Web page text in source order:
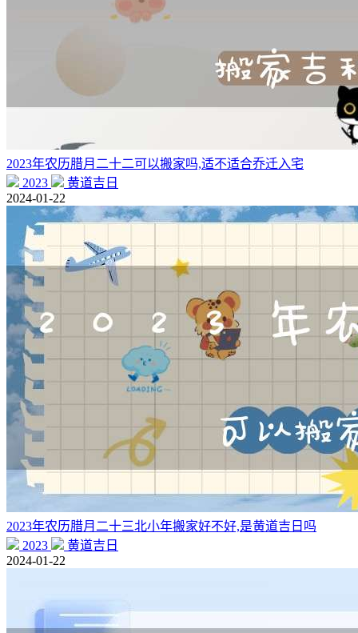
2023年农历腊月二十二可以搬家吗,适不适合乔迁入宅
2023
黄道吉日
2024-01-22
2023年农历腊月二十三北小年搬家好不好,是黄道吉日吗
2023
黄道吉日
2024-01-22